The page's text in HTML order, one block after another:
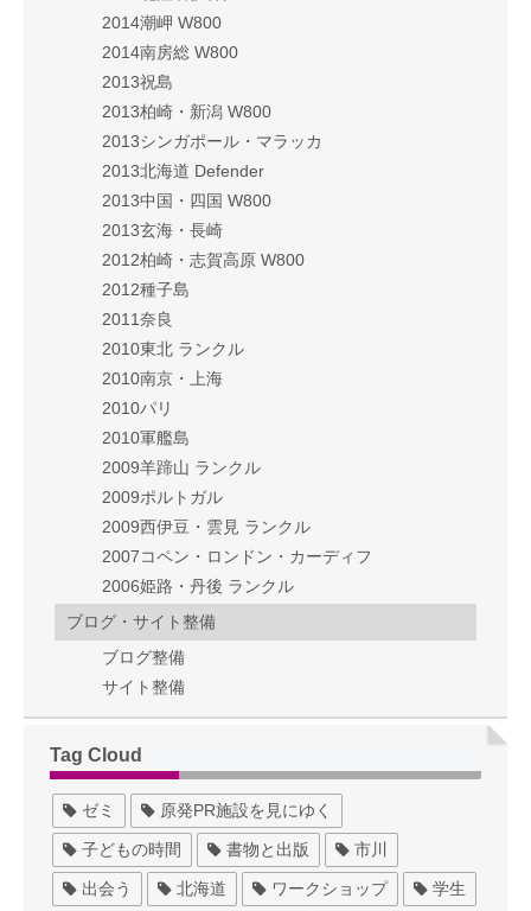
2014潮岬 W800
2014南房総 W800
2013祝島
2013柏崎・新潟 W800
2013シンガポール・マラッカ
2013北海道 Defender
2013中国・四国 W800
2013玄海・長崎
2012柏崎・志賀高原 W800
2012種子島
2011奈良
2010東北 ランクル
2010南京・上海
2010パリ
2010軍艦島
2009羊蹄山 ランクル
2009ポルトガル
2009西伊豆・雲見 ランクル
2007コペン・ロンドン・カーディフ
2006姫路・丹後 ランクル
ブログ・サイト整備
ブログ整備
サイト整備
Tag Cloud
ゼミ 原発PR施設を見にゆく
子どもの時間 書物と出版 市川
出会う 北海道 ワークショップ 学生